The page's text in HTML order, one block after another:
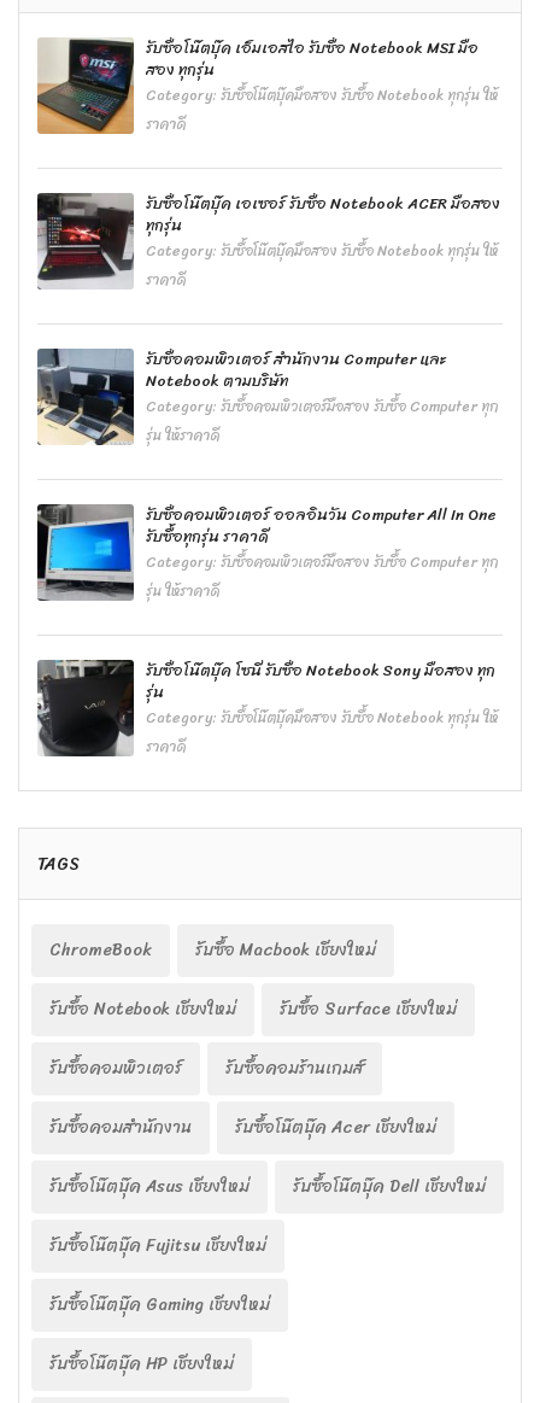
รับซื้อโน๊ตบุ๊ค เอ็มเอสไอ รับซื้อ Notebook MSI มือ
สอง ทุกรุ่น
Category:รับซื้อโน๊ตบุ๊คมือสอง รับซื้อ Notebook ทุกรุ่น ให้
ราคาดี
รับซื้อโน๊ตบุ๊ค เอเซอร์ รับซื้อ Notebook ACER มือสอง
ทุกรุ่น
Category:รับซื้อโน๊ตบุ๊คมือสอง รับซื้อ Notebook ทุกรุ่น ให้
ราคาดี
รับซื้อคอมพิวเตอร์ สำนักงาน Computer และ
Notebook ตามบริษัท
Category:รับซื้อคอมพิวเตอร์มือสอง รับซื้อ Computer ทุก
รุ่น ให้ราคาดี
รับซื้อคอมพิวเตอร์ ออลอินวัน Computer All In One
รับซื้อทุกรุ่น ราคาดี
Category:รับซื้อคอมพิวเตอร์มือสอง รับซื้อ Computer ทุก
รุ่น ให้ราคาดี
รับซื้อโน๊ตบุ๊ค โซนี่ รับซื้อ Notebook Sony มือสอง ทุก
รุ่น
Category:รับซื้อโน๊ตบุ๊คมือสอง รับซื้อ Notebook ทุกรุ่น ให้
ราคาดี
TAGS
ChromeBook
รับซื้อ Macbook เชียงใหม่
รับซื้อ Notebook เชียงใหม่
รับซื้อ Surface เชียงใหม่
รับซื้อคอมพิวเตอร์
รับซื้อคอมร้านเกมส์
รับซื้อคอมสำนักงาน
รับซื้อโน๊ตบุ๊ค Acer เชียงใหม่
รับซื้อโน๊ตบุ๊ค Asus เชียงใหม่
รับซื้อโน๊ตบุ๊ค Dell เชียงใหม่
รับซื้อโน๊ตบุ๊ค Fujitsu เชียงใหม่
รับซื้อโน๊ตบุ๊ค Gaming เชียงใหม่
รับซื้อโน๊ตบุ๊ค HP เชียงใหม่